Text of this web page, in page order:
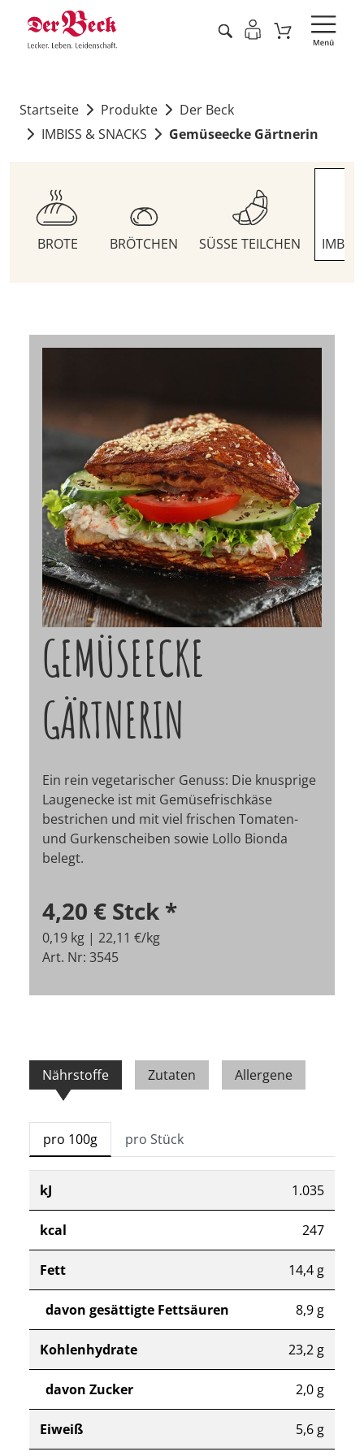
Startseite Produkte
Der Beck
IMBISS & SNACKS
Gemüseecke Gärtnerin
BROTE BRÖTCHEN SÜSSE TEILCHEN
GEMÜSEECKE
GÄRTNERIN
Ein rein vegetarischer Genuss: Die knusprige
Laugenecke ist mit Gemüsefrischkäse
bestrichen und mit viel frischen Tomaten-
und Gurkenscheiben sowie Lollo Bionda
belegt.
4,20 € Stck *
0,19 kg | 22,11 €/kg
Art. Nr: 3545
Nährstoffe Zutaten Allergene
pro 100g pro Stück
kJ 1.035
kcal 247
Fett 14,4 g
davon gesättigte Fettsäuren 8,9 g
Kohlenhydrate 23,2 g
davon Zucker 2,0 g
Eiweiß 5,6 g